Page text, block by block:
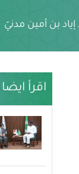
بن أمين مدنيّ
اقرأ ايضا